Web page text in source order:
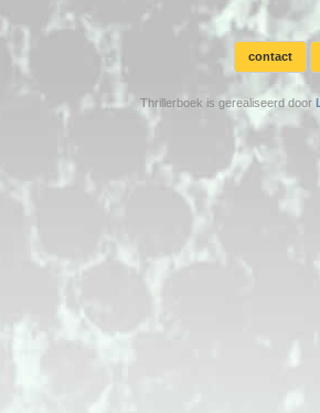
contact
Thrillerboek is gerealiseerd door